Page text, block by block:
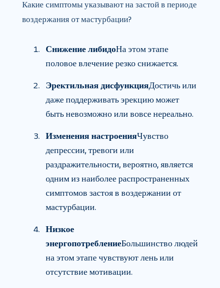
Какие симптомы указывают на застой в периоде
воздержания от мастурбации?
Снижение либидоНа этом этапе
половое влечение резко снижается.
Эректильная дисфункцияДостичь или
даже поддерживать эрекцию может
быть невозможно или вовсе нереально.
Изменения настроенияЧувство
депрессии, тревоги или
раздражительности, вероятно, является
одним из наиболее распространенных
симптомов застоя в воздержании от
мастурбации.
Низкое
энергопотреблениеБольшинство людей
на этом этапе чувствуют лень или
отсутствие мотивации.